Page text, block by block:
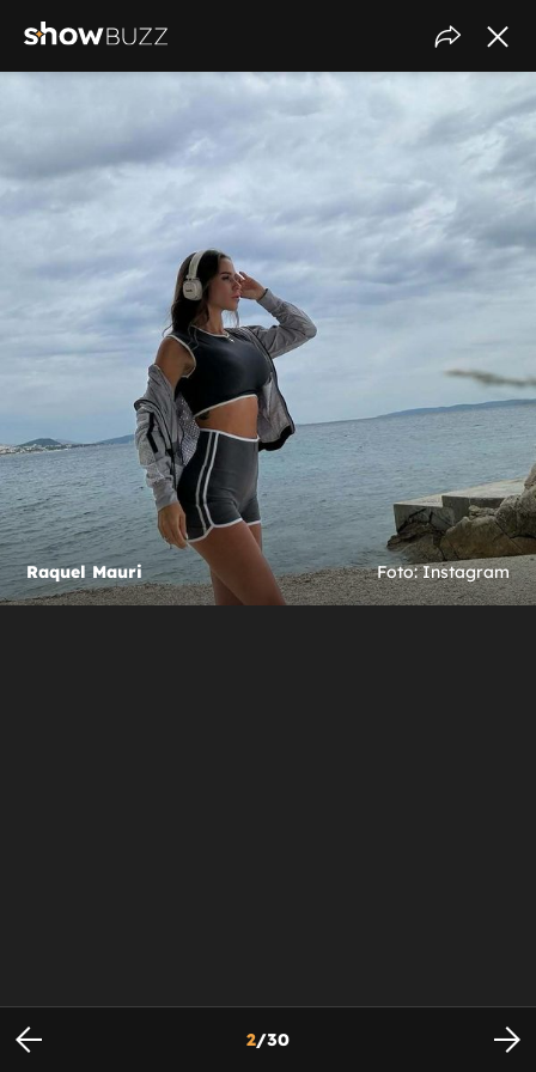
Raquel Mauri Foto: Instagram
2/30